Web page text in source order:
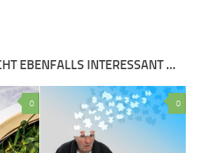
EBENFALLS INTERESSANT …
0 0